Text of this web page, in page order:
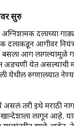
सुरु
अग्निशामक दलाच्या
दलाकडून आगीवर
बसला आग लागल्यामुळे
अडचणी येत
येथील रुग्णालयात
तरी इथे मराठी
लागून आहे.